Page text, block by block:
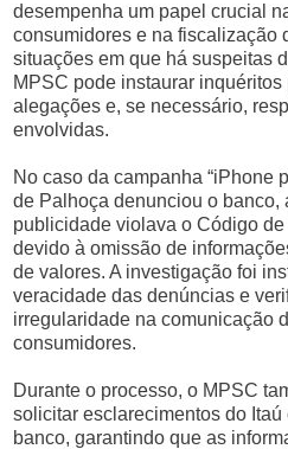
desempenha um papel crucial
consumidores e na fiscalização
situações em que há suspeitas
MPSC pode instaurar
alegações e, se necessário,
envolvidas.
No caso da campanha “iPhone
de Palhoça denunciou o banco,
publicidade violava o Código
devido à omissão de
de valores. A investigação foi
veracidade das denúncias e
irregularidade na comunicação
consumidores.
Durante o processo, o MPSC
solicitar esclarecimentos do
banco, garantindo que as